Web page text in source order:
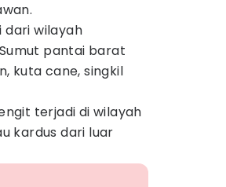
dari wilayah
pantai barat
kuta cane, singkil
terjadi di wilayah
kardus dari luar